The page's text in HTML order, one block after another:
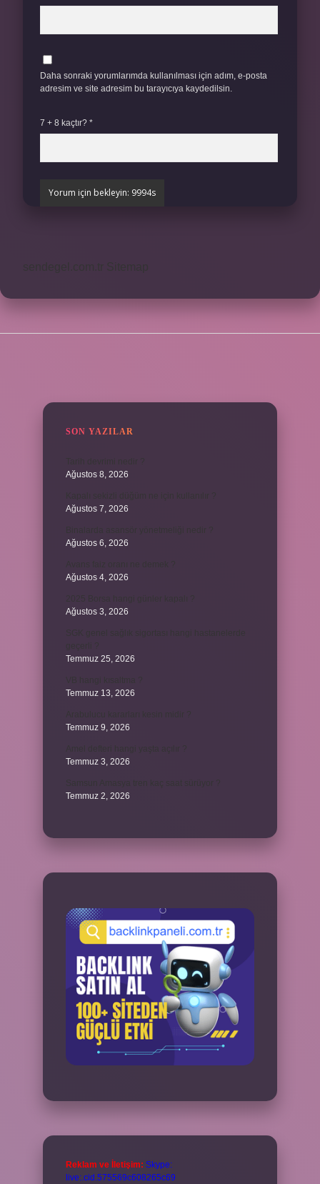
Daha sonraki yorumlarımda kullanılması için adım, e-posta
adresim ve site adresim bu tarayıcıya kaydedilsin.
7 + 8 kaçtır? *
SON YAZILAR
Ağustos 8, 2026
Ağustos 7, 2026
Ağustos 6, 2026
Ağustos 4, 2026
Ağustos 3, 2026
Temmuz 25, 2026
Temmuz 13, 2026
Temmuz 9, 2026
Temmuz 3, 2026
Temmuz 2, 2026
Reklam ve İletişim: Skype:
live:.cid.575569c608265c69